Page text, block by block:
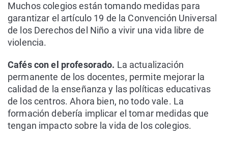
Muchos colegios están tomando medidas para
garantizar el artículo 19 de la Convención Universal
de los Derechos del Niño a vivir una vida libre de
violencia.
Cafés con el profesorado. La actualización
permanente de los docentes, permite mejorar la
calidad de la enseñanza y las políticas educativas
de los centros. Ahora bien, no todo vale. La
formación debería implicar el tomar medidas que
tengan impacto sobre la vida de los colegios.